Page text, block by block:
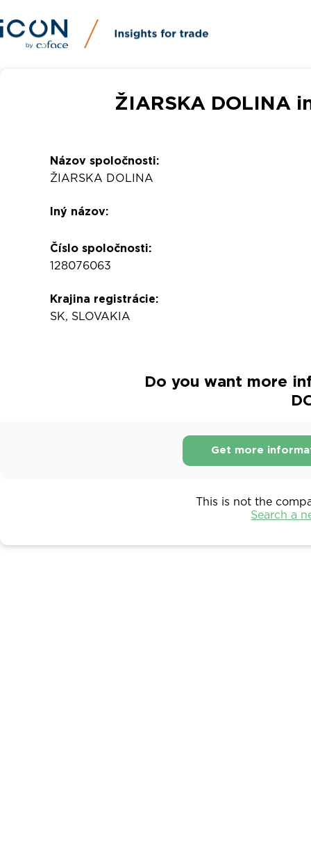
ŽIARSKA DOLINA
Názov spoločnosti:
ŽIARSKA DOLINA
Iný názov:
Číslo spoločnosti:
128076063
Krajina registrácie:
SK, SLOVAKIA
Do you want more
Get more
This is not the
Search a